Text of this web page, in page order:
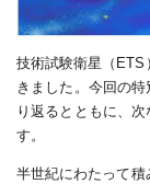
技術試験衛星（ETS
きました。今回の
り返るとともに、
す。
半世紀にわたって